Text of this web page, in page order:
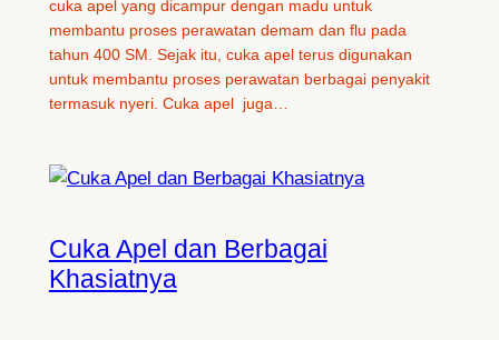
cuka apel yang dicampur dengan madu untuk
membantu proses perawatan demam dan flu pada
tahun 400 SM. Sejak itu, cuka apel terus digunakan
untuk membantu proses perawatan berbagai penyakit
termasuk nyeri. Cuka apel juga…
Cuka Apel dan Berbagai
Khasiatnya